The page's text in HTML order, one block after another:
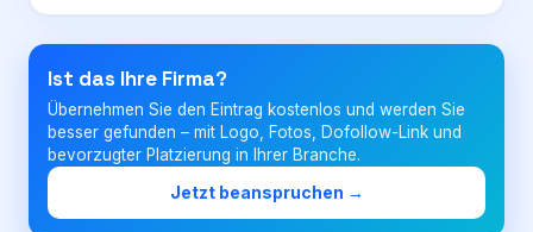
Login
Firma eintragen
Ist das Ihre Firma?
Übernehmen Sie den Eintrag kostenlos und werden Sie
besser gefunden – mit Logo, Fotos, Dofollow-Link und
bevorzugter Platzierung in Ihrer Branche.
Jetzt beanspruchen →